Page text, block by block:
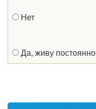
Нет
Да, живу постоянно